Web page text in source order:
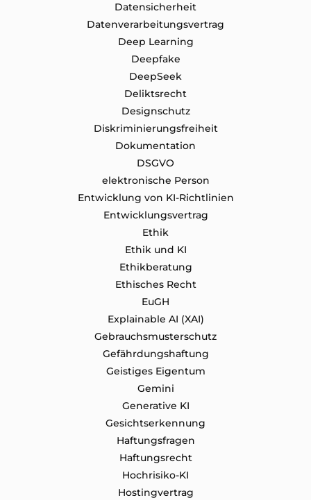
Datensicherheit
Datenverarbeitungsvertrag
Deep Learning
Deepfake
DeepSeek
Deliktsrecht
Designschutz
Diskriminierungsfreiheit
Dokumentation
DSGVO
elektronische Person
Entwicklung von KI-Richtlinien
Entwicklungsvertrag
Ethik
Ethik und KI
Ethikberatung
Ethisches Recht
EuGH
Explainable AI (XAI)
Gebrauchsmusterschutz
Gefährdungshaftung
Geistiges Eigentum
Gemini
Generative KI
Gesichtserkennung
Haftungsfragen
Haftungsrecht
Hochrisiko-KI
Hostingvertrag